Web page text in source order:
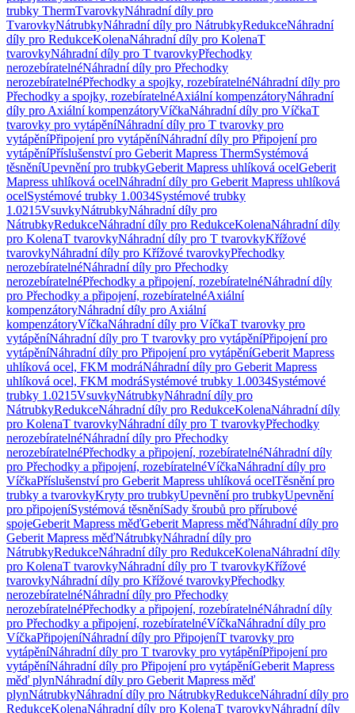
trubky ThermTvarovkyNáhradní díly pro
TvarovkyNátrubkyNáhradní díly pro NátrubkyRedukceNáhradní
díly pro RedukceKolenaNáhradní díly pro KolenaT
tvarovkyNáhradní díly pro T tvarovkyPřechodky
nerozebíratelnéNáhradní díly pro Přechodky
nerozebíratelnéPřechodky a spojky, rozebíratelnéNáhradní díly pro
Přechodky a spojky, rozebíratelnéAxiální kompenzátoryNáhradní
díly pro Axiální kompenzátoryVíčkaNáhradní díly pro VíčkaT
tvarovky pro vytápěníNáhradní díly pro T tvarovky pro
vytápěníPřipojení pro vytápěníNáhradní díly pro Připojení pro
vytápěníPříslušenství pro Geberit Mapress ThermSystémová
těsněníUpevnění pro trubkyGeberit Mapress uhlíková ocelGeberit
Mapress uhlíková ocelNáhradní díly pro Geberit Mapress uhlíková
ocelSystémové trubky 1.0034Systémové trubky
1.0215VsuvkyNátrubkyNáhradní díly pro
NátrubkyRedukceNáhradní díly pro RedukceKolenaNáhradní díly
pro KolenaT tvarovkyNáhradní díly pro T tvarovkyKřížové
tvarovkyNáhradní díly pro Křížové tvarovkyPřechodky
nerozebíratelnéNáhradní díly pro Přechodky
nerozebíratelnéPřechodky a připojení, rozebíratelnéNáhradní díly
pro Přechodky a připojení, rozebíratelnéAxiální
kompenzátoryNáhradní díly pro Axiální
kompenzátoryVíčkaNáhradní díly pro VíčkaT tvarovky pro
vytápěníNáhradní díly pro T tvarovky pro vytápěníPřipojení pro
vytápěníNáhradní díly pro Připojení pro vytápěníGeberit Mapress
uhlíková ocel, FKM modráNáhradní díly pro Geberit Mapress
uhlíková ocel, FKM modráSystémové trubky 1.0034Systémové
trubky 1.0215VsuvkyNátrubkyNáhradní díly pro
NátrubkyRedukceNáhradní díly pro RedukceKolenaNáhradní díly
pro KolenaT tvarovkyNáhradní díly pro T tvarovkyPřechodky
nerozebíratelnéNáhradní díly pro Přechodky
nerozebíratelnéPřechodky a připojení, rozebíratelnéNáhradní díly
pro Přechodky a připojení, rozebíratelnéVíčkaNáhradní díly pro
VíčkaPříslušenství pro Geberit Mapress uhlíková ocelTěsnění pro
trubky a tvarovkyKryty pro trubkyUpevnění pro trubkyUpevnění
pro připojeníSystémová těsněníSady šroubů pro přírubové
spojeGeberit Mapress měďGeberit Mapress měďNáhradní díly pro
Geberit Mapress měďNátrubkyNáhradní díly pro
NátrubkyRedukceNáhradní díly pro RedukceKolenaNáhradní díly
pro KolenaT tvarovkyNáhradní díly pro T tvarovkyKřížové
tvarovkyNáhradní díly pro Křížové tvarovkyPřechodky
nerozebíratelnéNáhradní díly pro Přechodky
nerozebíratelnéPřechodky a připojení, rozebíratelnéNáhradní díly
pro Přechodky a připojení, rozebíratelnéVíčkaNáhradní díly pro
VíčkaPřipojeníNáhradní díly pro PřipojeníT tvarovky pro
vytápěníNáhradní díly pro T tvarovky pro vytápěníPřipojení pro
vytápěníNáhradní díly pro Připojení pro vytápěníGeberit Mapress
měď plynNáhradní díly pro Geberit Mapress měď
plynNátrubkyNáhradní díly pro NátrubkyRedukceNáhradní díly pro
RedukceKolenaNáhradní díly pro KolenaT tvarovkyNáhradní díly